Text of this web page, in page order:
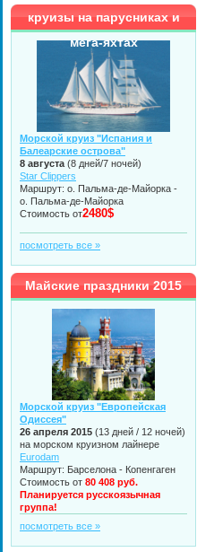
круизы на парусниках и
мега-яхтах
Морской круиз "Испания и
Балеарские острова"
8 августа (8 дней/7 ночей)
Star Clippers
Маршрут: о. Пальма-де-Майорка -
о. Пальма-де-Майорка
Стоимость от2480$
посмотреть все »
Майские праздники 2015
Морской круиз "Европейская
Одиссея"
26 апреля 2015 (13 дней / 12 ночей)
на морском круизном лайнере
Eurodam
Маршрут: Барселона - Копенгаген
Стоимость от 80 408 руб.
Планируется русскоязычная
группа!
посмотреть все »